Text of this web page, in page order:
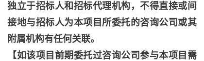
独立于招标人和招标代理机构，不得直接或间
接地与招标人为本项目所委托的咨询公司或其
附属机构有任何关联。
【如该项目前期委托过咨询公司参与本项目需